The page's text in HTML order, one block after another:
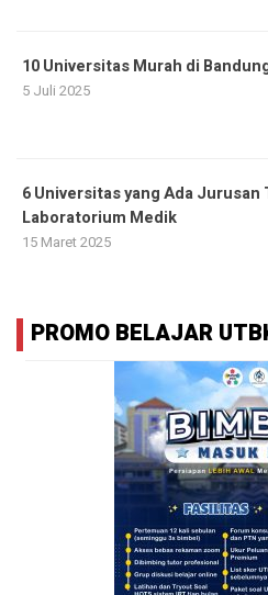
10 Universitas Murah di
5 Juli 2025
6 Universitas yang Ada Jurusan
Laboratorium Medik
15 Maret 2025
PROMO BELAJAR